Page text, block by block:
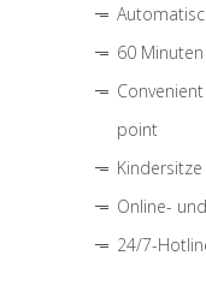
60
point
Online-
24/7-